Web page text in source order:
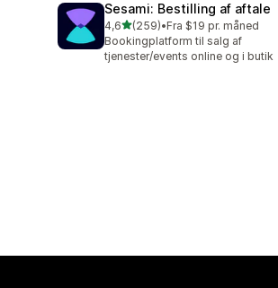
Sesami: Bestilling af aftale
4,6ud af 5 stjerner
(259)
259 anmeldelser i alt
•Fra $19 pr. måned
Bookingplatform til salg af
tjenester/events online og i butik